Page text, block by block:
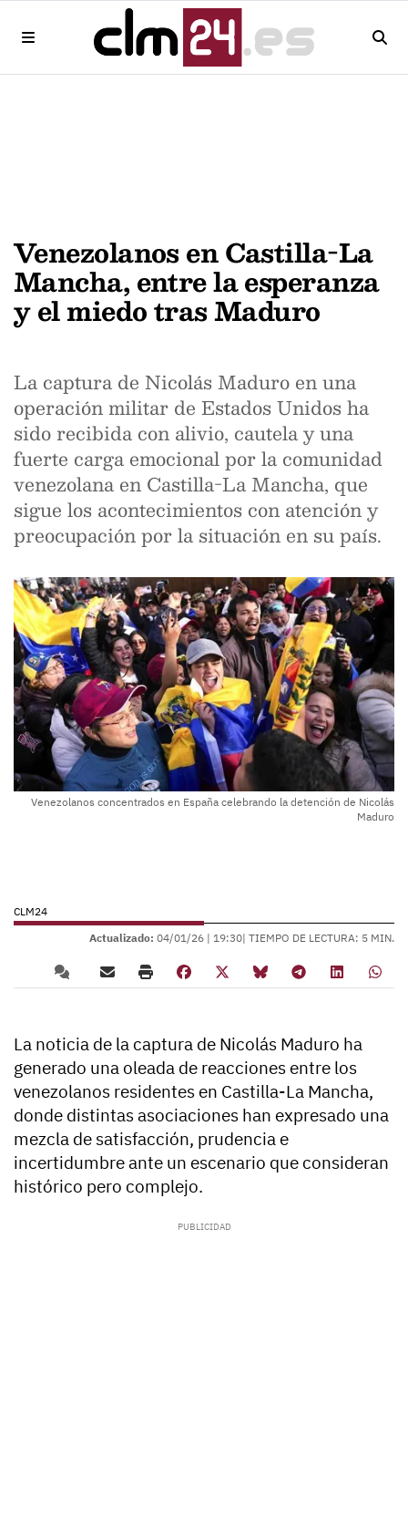
Venezolanos en Castilla-La
Mancha, entre la esperanza
y el miedo tras Maduro
La captura de Nicolás Maduro en una
operación militar de Estados Unidos ha
sido recibida con alivio, cautela y una
fuerte carga emocional por la comunidad
venezolana en Castilla-La Mancha, que
sigue los acontecimientos con atención y
preocupación por la situación en su país.
Venezolanos concentrados en España celebrando la detención de Nicolás
Maduro
CLM24
Actualizado: 04/01/26 | 19:30| TIEMPO DE LECTURA: 5 MIN.
La noticia de la captura de Nicolás Maduro ha
generado una oleada de reacciones entre los
venezolanos residentes en Castilla-La Mancha,
donde distintas asociaciones han expresado una
mezcla de satisfacción, prudencia e
incertidumbre ante un escenario que consideran
histórico pero complejo.